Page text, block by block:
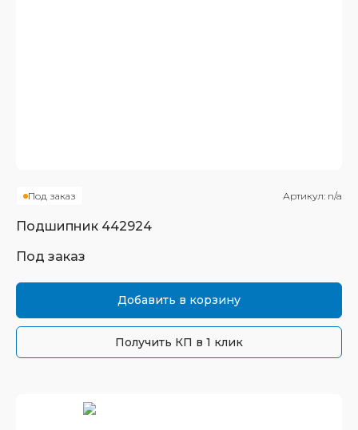
Под заказ Артикул: n/a
Подшипник 442924
Под заказ
Добавить в корзину
Получить КП в 1 клик